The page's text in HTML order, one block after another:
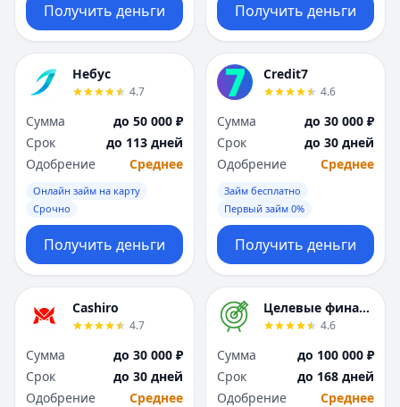
Получить деньги Получить деньги
Небус
4.7
Сумма
до 50 000 ₽
Срок
до 113 дней
Одобрение
Среднее
Онлайн займ на карту
Срочно
Получить деньги
Credit7
4.6
Сумма
до 30 000 ₽
Срок
до 30 дней
Одобрение
Среднее
Займ бесплатно
Первый займ 0%
Получить деньги
Cashiro
4.7
Сумма
до 30 000 ₽
Срок
до 30 дней
Одобрение
Среднее
Целевые финансы
4.6
Сумма
до 100 000 ₽
Срок
до 168 дней
Одобрение
Среднее